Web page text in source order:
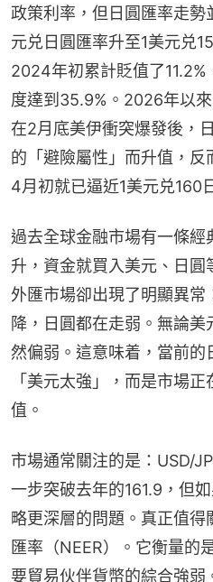
政策利率，但日圓匯率走
元兑日圓匯率升至1美元兑
2024年初累計貶值了
度達到35.9%。2026年以
在2月底美伊衝突爆發後，
的「避險屬性」而升值，
4月初就已逼近1美元兑160
過去全球金融市場有一條經
升，資金就買入美元、日
外匯市場卻出現了明顯異常
降，日圓都在走弱。無論
然偏弱。這意味着，當前的
「美元太強」，而是市場
值。
市場通常關注的是：USD/
一步突破去年的161.9，但
略更深層的問題。真正值
匯率（NEER）。它衡量的
要貿易伙伴貨幣的綜合強